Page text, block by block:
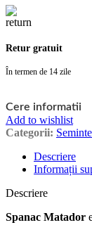
Retur gratuit
În termen de 14 zile
Cere informatii
Add to wishlist
Categorii:
Descriere
Informații
Descriere
Spanac Matador